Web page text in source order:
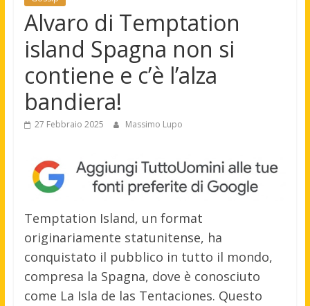
Alvaro di Temptation
island Spagna non si
contiene e c’è l’alza
bandiera!
27 Febbraio 2025 Massimo Lupo
Temptation Island, un format
originariamente statunitense, ha
conquistato il pubblico in tutto il mondo,
compresa la Spagna, dove è conosciuto
come La Isla de las Tentaciones. Questo